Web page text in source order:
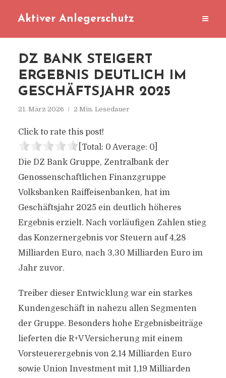
Aktiver Anlegerschutz
DZ BANK STEIGERT
ERGEBNIS DEUTLICH IM
GESCHÄFTSJAHR 2025
21. März 2026 2 Min. Lesedauer
Click to rate this post!
[Total: 0 Average: 0]
Die DZ Bank Gruppe, Zentralbank der
Genossenschaftlichen Finanzgruppe
Volksbanken Raiffeisenbanken, hat im
Geschäftsjahr 2025 ein deutlich höheres
Ergebnis erzielt. Nach vorläufigen Zahlen stieg
das Konzernergebnis vor Steuern auf 4,28
Milliarden Euro, nach 3,30 Milliarden Euro im
Jahr zuvor.
Treiber dieser Entwicklung war ein starkes
Kundengeschäft in nahezu allen Segmenten
der Gruppe. Besonders hohe Ergebnisbeiträge
lieferten die R+V Versicherung mit einem
Vorsteuerergebnis von 2,14 Milliarden Euro
sowie Union Investment mit 1,19 Milliarden